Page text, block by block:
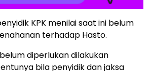
KPK menilai saat ini belum
terhadap Hasto.
diperlukan dilakukan
bila penyidik dan jaksa